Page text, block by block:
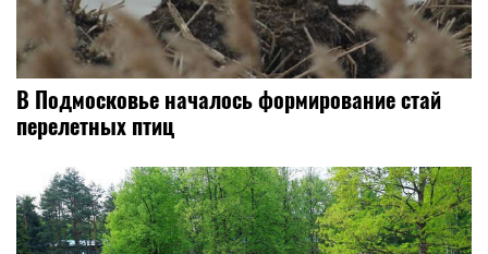
В Подмосковье началось формирование стай
перелетных птиц